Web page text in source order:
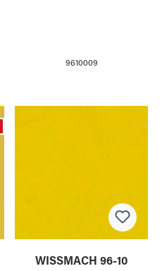
9610009
WISSMACH 96-10